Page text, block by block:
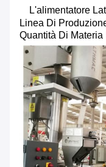
L'alimentatore
Linea Di
Quantità Di Materia